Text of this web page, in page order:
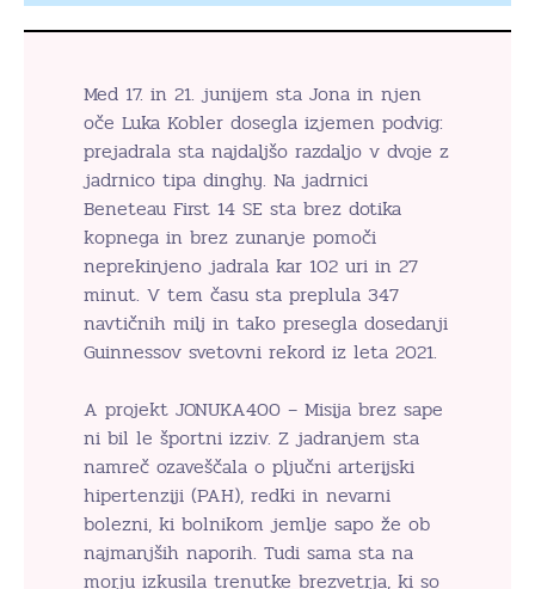
Med 17. in 21. junijem sta Jona in njen
oče Luka Kobler dosegla izjemen podvig:
prejadrala sta najdaljšo razdaljo v dvoje z
jadrnico tipa dinghy. Na jadrnici
Beneteau First 14 SE sta brez dotika
kopnega in brez zunanje pomoči
neprekinjeno jadrala kar 102 uri in 27
minut. V tem času sta preplula 347
navtičnih milj in tako presegla dosedanji
Guinnessov svetovni rekord iz leta 2021.
A projekt JONUKA400 – Misija brez sape
ni bil le športni izziv. Z jadranjem sta
namreč ozaveščala o pljučni arterijski
hipertenziji (PAH), redki in nevarni
bolezni, ki bolnikom jemlje sapo že ob
najmanjših naporih. Tudi sama sta na
morju izkusila trenutke brezvetrja, ki so